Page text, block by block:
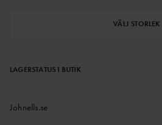
VÄLJ STORLEK
LAGERSTATUS I BUTIK
Johnells.se